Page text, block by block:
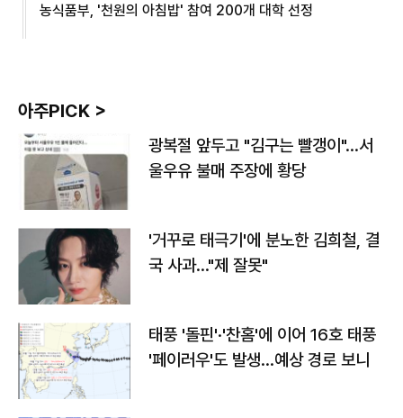
농식품부, '천원의 아침밥' 참여 200개 대학 선정
아주PICK >
광복절 앞두고 "김구는 빨갱이"…서
울우유 불매 주장에 황당
'거꾸로 태극기'에 분노한 김희철, 결
국 사과…"제 잘못"
태풍 '돌핀'·'찬홈'에 이어 16호 태풍
'페이러우'도 발생…예상 경로 보니